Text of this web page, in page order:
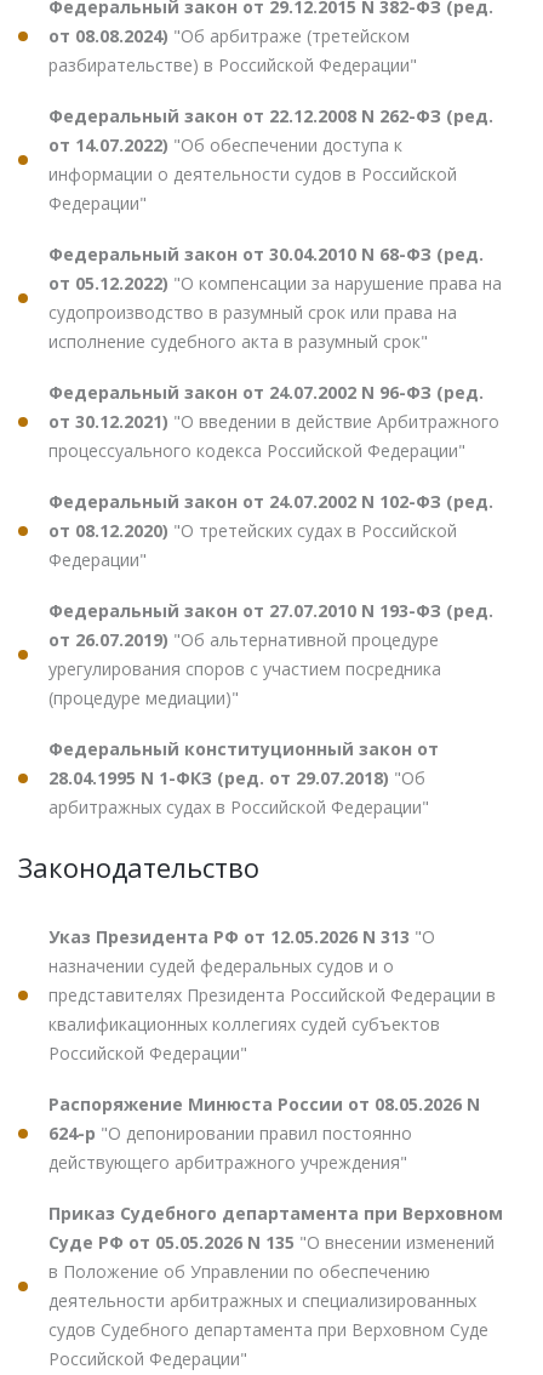
Федеральный закон от 29.12.2015 N 382-ФЗ (ред.
от 08.08.2024) "Об арбитраже (третейском
разбирательстве) в Российской Федерации"
Федеральный закон от 22.12.2008 N 262-ФЗ (ред.
от 14.07.2022) "Об обеспечении доступа к
информации о деятельности судов в Российской
Федерации"
Федеральный закон от 30.04.2010 N 68-ФЗ (ред.
от 05.12.2022) "О компенсации за нарушение права на
судопроизводство в разумный срок или права на
исполнение судебного акта в разумный срок"
Федеральный закон от 24.07.2002 N 96-ФЗ (ред.
от 30.12.2021) "О введении в действие Арбитражного
процессуального кодекса Российской Федерации"
Федеральный закон от 24.07.2002 N 102-ФЗ (ред.
от 08.12.2020) "О третейских судах в Российской
Федерации"
Федеральный закон от 27.07.2010 N 193-ФЗ (ред.
от 26.07.2019) "Об альтернативной процедуре
урегулирования споров с участием посредника
(процедуре медиации)"
Федеральный конституционный закон от
28.04.1995 N 1-ФКЗ (ред. от 29.07.2018) "Об
арбитражных судах в Российской Федерации"
Законодательство
Указ Президента РФ от 12.05.2026 N 313 "О
назначении судей федеральных судов и о
представителях Президента Российской Федерации в
квалификационных коллегиях судей субъектов
Российской Федерации"
Распоряжение Минюста России от 08.05.2026 N
624-р "О депонировании правил постоянно
действующего арбитражного учреждения"
Приказ Судебного департамента при Верховном
Суде РФ от 05.05.2026 N 135 "О внесении изменений
в Положение об Управлении по обеспечению
деятельности арбитражных и специализированных
судов Судебного департамента при Верховном Суде
Российской Федерации"